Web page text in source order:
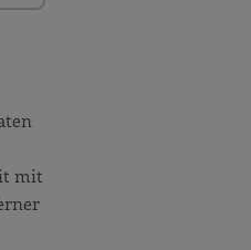
mit